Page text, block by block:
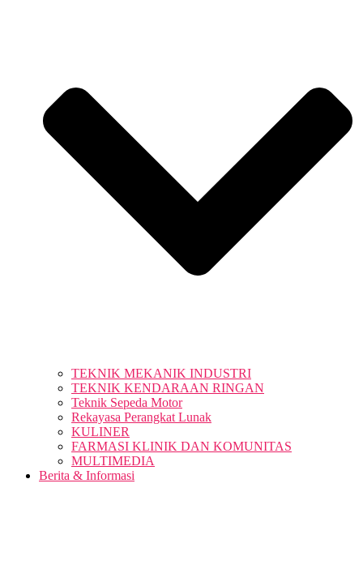
TEKNIK MEKANIK INDUSTRI
TEKNIK KENDARAAN RINGAN
Teknik Sepeda Motor
Rekayasa Perangkat Lunak
KULINER
FARMASI KLINIK DAN KOMUNITAS
MULTIMEDIA
Berita & Informasi